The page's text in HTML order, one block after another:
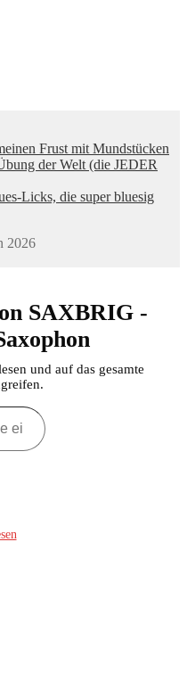
Frust mit Mundstücken
der Welt (die JEDER
Licks, die super bluesig
2026
SAXBRIG -
und auf das gesamte